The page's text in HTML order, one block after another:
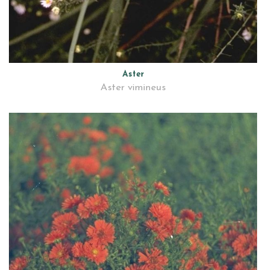
Aster
Aster vimineus